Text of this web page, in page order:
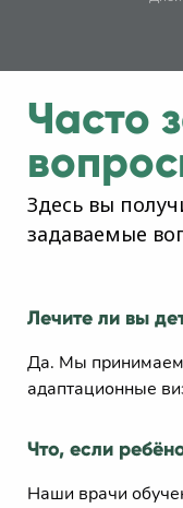
Часто
Здесь вы
задаваемые
Лечите ли вы
Да. Мы
адаптационные
Что, если
Наши врачи